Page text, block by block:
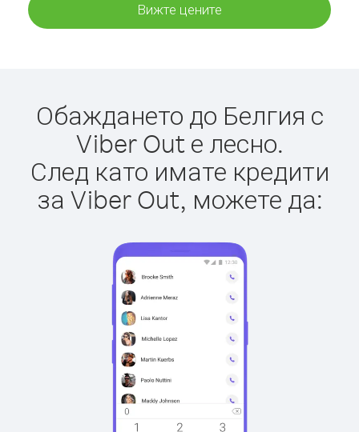
Вижте цените
Обаждането до Белгия с
Viber Out е лесно.
След като имате кредити
за Viber Out, можете да: